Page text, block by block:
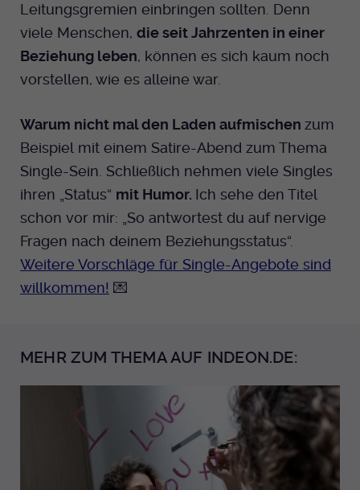
Leitungsgremien einbringen sollten. Denn
viele Menschen, die seit Jahrzenten in einer
Beziehung leben, können es sich kaum noch
vorstellen, wie es alleine war.
Warum nicht mal den Laden aufmischen zum
Beispiel mit einem Satire-Abend zum Thema
Single-Sein. Schließlich nehmen viele Singles
ihren „Status“ mit Humor. Ich sehe den Titel
schon vor mir: „So antwortest du auf nervige
Fragen nach deinem Beziehungsstatus“.
Weitere Vorschläge für Single-Angebote sind
willkommen! 💌
MEHR ZUM THEMA AUF INDEON.DE: